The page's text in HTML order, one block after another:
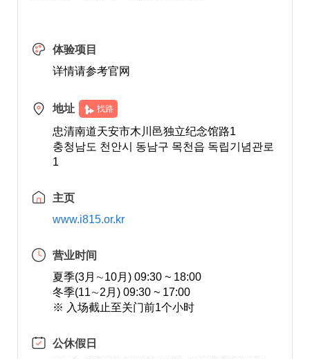
体验项目
详情请参考官网
地址 找路
忠清南道天安市木川邑独立纪念馆路1
충청남도 천안시 동남구 목천읍 독립기념관로
1
主页
www.i815.or.kr
营业时间
夏季(3月∼10月) 09:30 ~ 18:00
冬季(11∼2月) 09:30 ~ 17:00
※ 入场截止至关门前1个小时
公休假日